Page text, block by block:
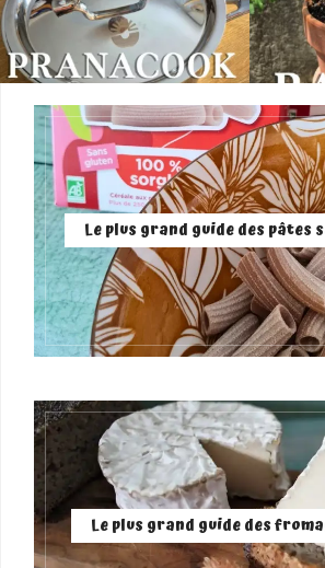
Le plus grand guide des pâtes
Le plus grand guide des